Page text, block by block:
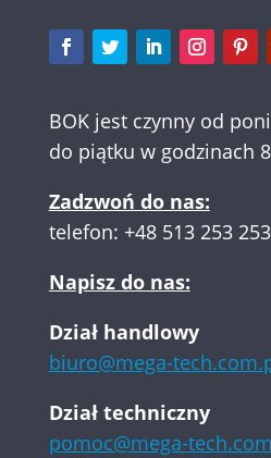
BOK jest czynny od
do piątku w godzinach
Zadzwoń do nas:
telefon: +48 513 253 253
Napisz do nas:
Dział handlowy
biuro@mega-
Dział techniczny
pomoc@mega-